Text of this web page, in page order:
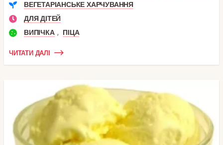
ВЕГЕТАРІАНСЬКЕ ХАРЧУВАННЯ
ДЛЯ ДІТЕЙ
ВИПІЧКА , ПІЦА
ЧИТАТИ ДАЛІ